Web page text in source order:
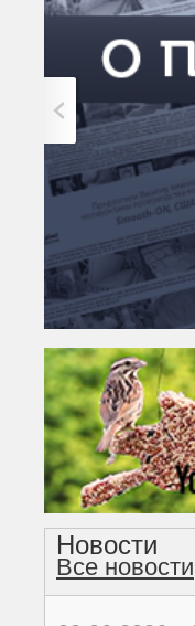
Новости
Все новости